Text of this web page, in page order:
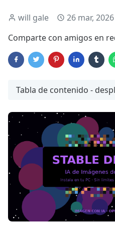
will gale
26 mar, 2026
Comparte con amigos en
Tabla de contenido -